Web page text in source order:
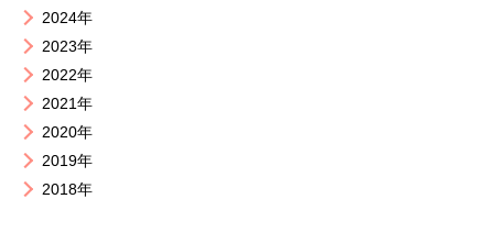
2024年
2023年
2022年
2021年
2020年
2019年
2018年